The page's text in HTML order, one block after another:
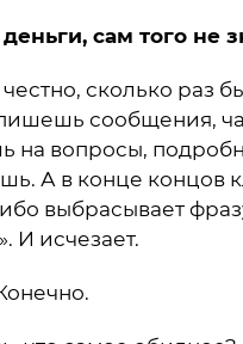
сам того не
сколько раз
сообщения,
на вопросы,
А в конце концов
выбрасывает
И исчезает.